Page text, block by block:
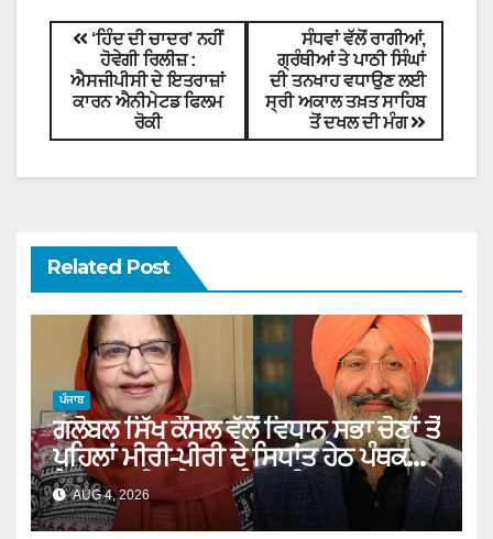
ਸੰਧਵਾਂ ਵੱਲੋਂ ਰਾਗੀਆਂ,
ਗ੍ਰੰਥੀਆਂ ਤੇ ਪਾਠੀ ਸਿੰਘਾਂ
ਦੀ ਤਨਖਾਹ ਵਧਾਉਣ ਲਈ
ਸ੍ਰੀ ਅਕਾਲ ਤਖ਼ਤ ਸਾਹਿਬ
ਤੋਂ ਦਖਲ ਦੀ ਮੰਗ
‘ਹਿੰਦ ਦੀ ਚਾਦਰ’ ਨਹੀਂ
ਹੋਵੇਗੀ ਰਿਲੀਜ਼ :
ਐਸਜੀਪੀਸੀ ਦੇ ਇਤਰਾਜ਼ਾਂ
ਕਾਰਨ ਐਨੀਮੇਟਡ ਫਿਲਮ
ਰੋਕੀ
Related Post
ਪੰਜਾਬ
ਗਲੋਬਲ ਸਿੱਖ ਕੌਂਸਲ ਵੱਲੋਂ ਵਿਧਾਨ ਸਭਾ ਚੋਣਾਂ ਤੋਂ
ਪਹਿਲਾਂ ਮੀਰੀ-ਪੀਰੀ ਦੇ ਸਿਧਾਂਤ ਹੇਠ ਪੰਥਕ
ਏਕਤਾ ਲਈ ਜਥੇਦਾਰ ਨੂੰ ਅਪੀਲ
AUG 4, 2026